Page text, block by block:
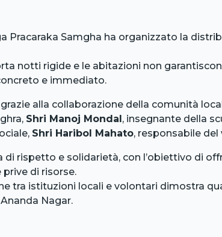
Pracaraka Samgha ha organizzato la
notti rigide e le abitazioni non
e immediato.
alla collaborazione della comunità
Shri Manoj Mondal, insegnante della
Shri Haribol Mahato, responsabile
di rispetto e solidarietà, con l’obiettivo di
di risorse.
tra istituzioni locali e volontari dimostra
Nagar.